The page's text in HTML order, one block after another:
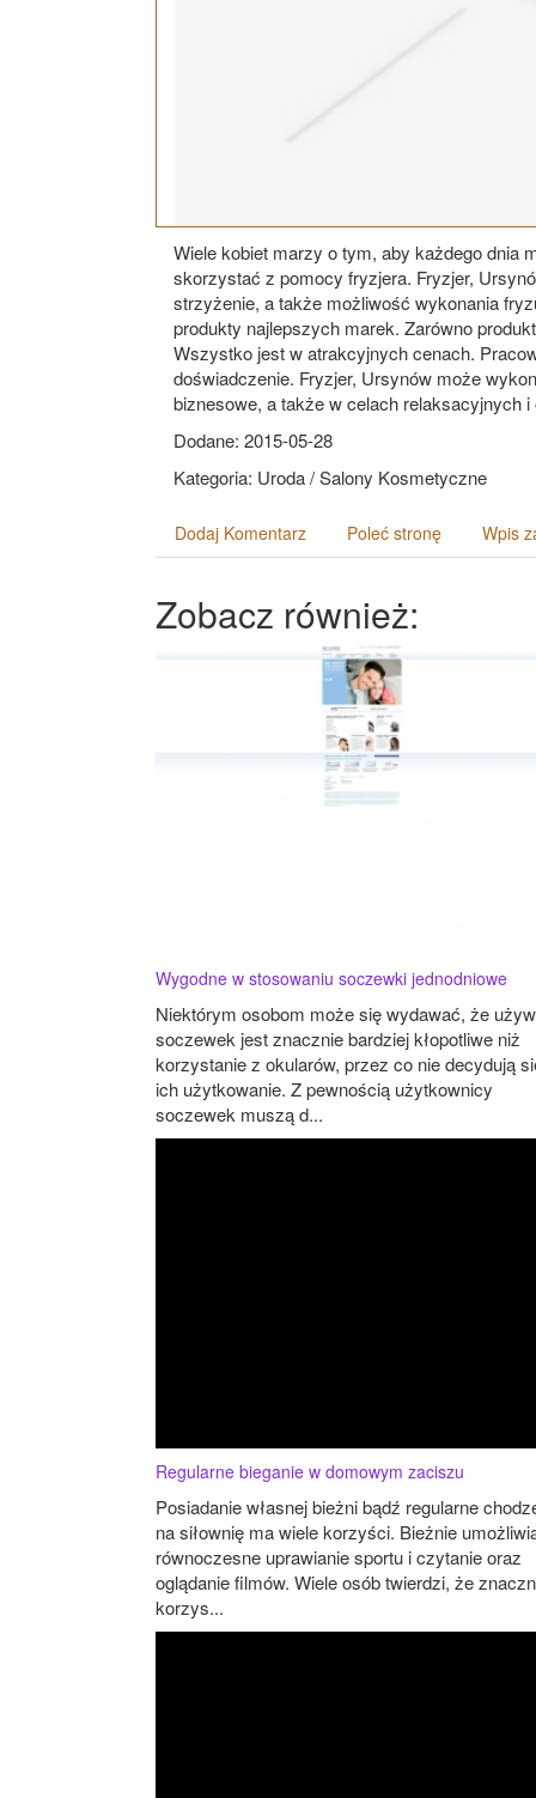
Wiele kobiet marzy o tym, aby każdego dnia
skorzystać z pomocy fryzjera. Fryzjer,
strzyżenie, a także możliwość wykonania
produkty najlepszych marek. Zarówno
Wszystko jest w atrakcyjnych cenach.
doświadczenie. Fryzjer, Ursynów może
biznesowe, a także w celach relaksacyjnych
Dodane: 2015-05-28
Kategoria: Uroda / Salony Kosmetyczne
Dodaj Komentarz Poleć stronę Wpis
Zobacz również:
Wygodne w stosowaniu soczewki jednodniowe
Niektórym osobom może się wydawać, że
soczewek jest znacznie bardziej kłopotliwe niż
korzystanie z okularów, przez co nie decydują
ich użytkowanie. Z pewnością użytkownicy
soczewek muszą d...
Regularne bieganie w domowym zaciszu
Posiadanie własnej bieżni bądź regularne
na siłownię ma wiele korzyści. Bieżnie
równoczesne uprawianie sportu i czytanie oraz
oglądanie filmów. Wiele osób twierdzi, że
korzys...